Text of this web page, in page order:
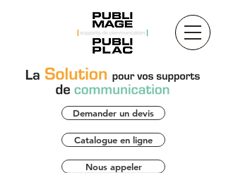
Nous appeler
Demander un devis
Catalogue en ligne